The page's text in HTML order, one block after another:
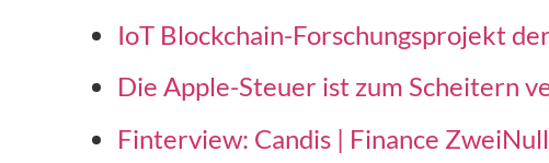
IoT Blockchain-Forschungsprojekt
Die Apple-Steuer ist zum Scheitern
Finterview: Candis | Finance ZweiNull